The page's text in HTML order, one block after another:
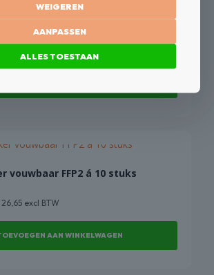
M22 x 3/4″
vouwbaar FFP2 á 10 stuks
26,65 excl BTW
AAN WINKELWAGEN
WEIGEREN
AANPASSEN
ALLES TOESTAAN